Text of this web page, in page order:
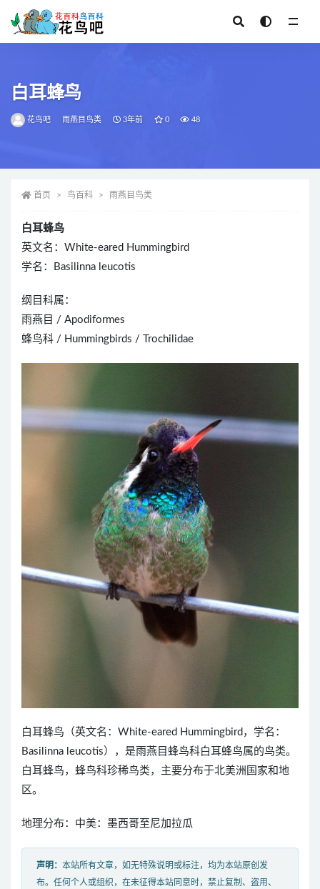
白耳蜂鸟
花鸟吧 雨燕目鸟类 3年前 0 48
首页 鸟百科 雨燕目鸟类
白耳蜂鸟
英文名：White-eared Hummingbird
学名：Basilinna leucotis
纲目科属：
雨燕目 / Apodiformes
蜂鸟科 / Hummingbirds / Trochilidae
白耳蜂鸟（英文名：White-eared Hummingbird，学名：
Basilinna leucotis），是雨燕目蜂鸟科白耳蜂鸟属的鸟类。
白耳蜂鸟，蜂鸟科珍稀鸟类，主要分布于北美洲国家和地
区。
地理分布：中美：墨西哥至尼加拉瓜
声明： 本站所有文章，如无特殊说明或标注，均为本站原创发
布。任何个人或组织，在未征得本站同意时，禁止复制、盗用、